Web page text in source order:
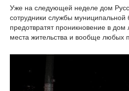
Уже на следующей неделе дом
сотрудники службы муниципальной
предотвратят проникновение в
места жительства и вообще любых